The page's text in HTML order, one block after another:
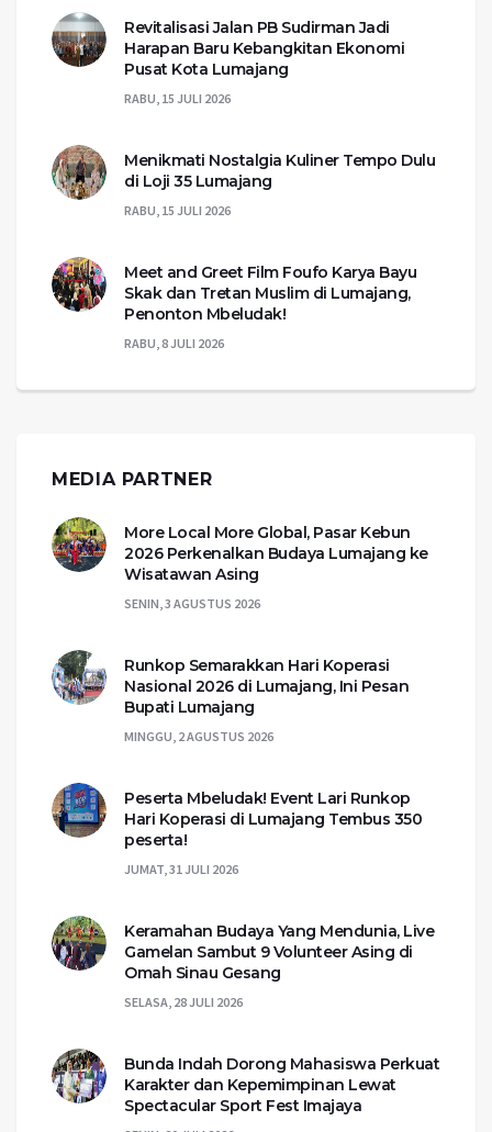
Revitalisasi Jalan PB Sudirman Jadi
Harapan Baru Kebangkitan Ekonomi
Pusat Kota Lumajang
RABU, 15 JULI 2026
Menikmati Nostalgia Kuliner Tempo Dulu
di Loji 35 Lumajang
RABU, 15 JULI 2026
Meet and Greet Film Foufo Karya Bayu
Skak dan Tretan Muslim di Lumajang,
Penonton Mbeludak!
RABU, 8 JULI 2026
MEDIA PARTNER
More Local More Global, Pasar Kebun
2026 Perkenalkan Budaya Lumajang ke
Wisatawan Asing
SENIN, 3 AGUSTUS 2026
Runkop Semarakkan Hari Koperasi
Nasional 2026 di Lumajang, Ini Pesan
Bupati Lumajang
MINGGU, 2 AGUSTUS 2026
Peserta Mbeludak! Event Lari Runkop
Hari Koperasi di Lumajang Tembus 350
peserta!
JUMAT, 31 JULI 2026
Keramahan Budaya Yang Mendunia, Live
Gamelan Sambut 9 Volunteer Asing di
Omah Sinau Gesang
SELASA, 28 JULI 2026
Bunda Indah Dorong Mahasiswa Perkuat
Karakter dan Kepemimpinan Lewat
Spectacular Sport Fest Imajaya